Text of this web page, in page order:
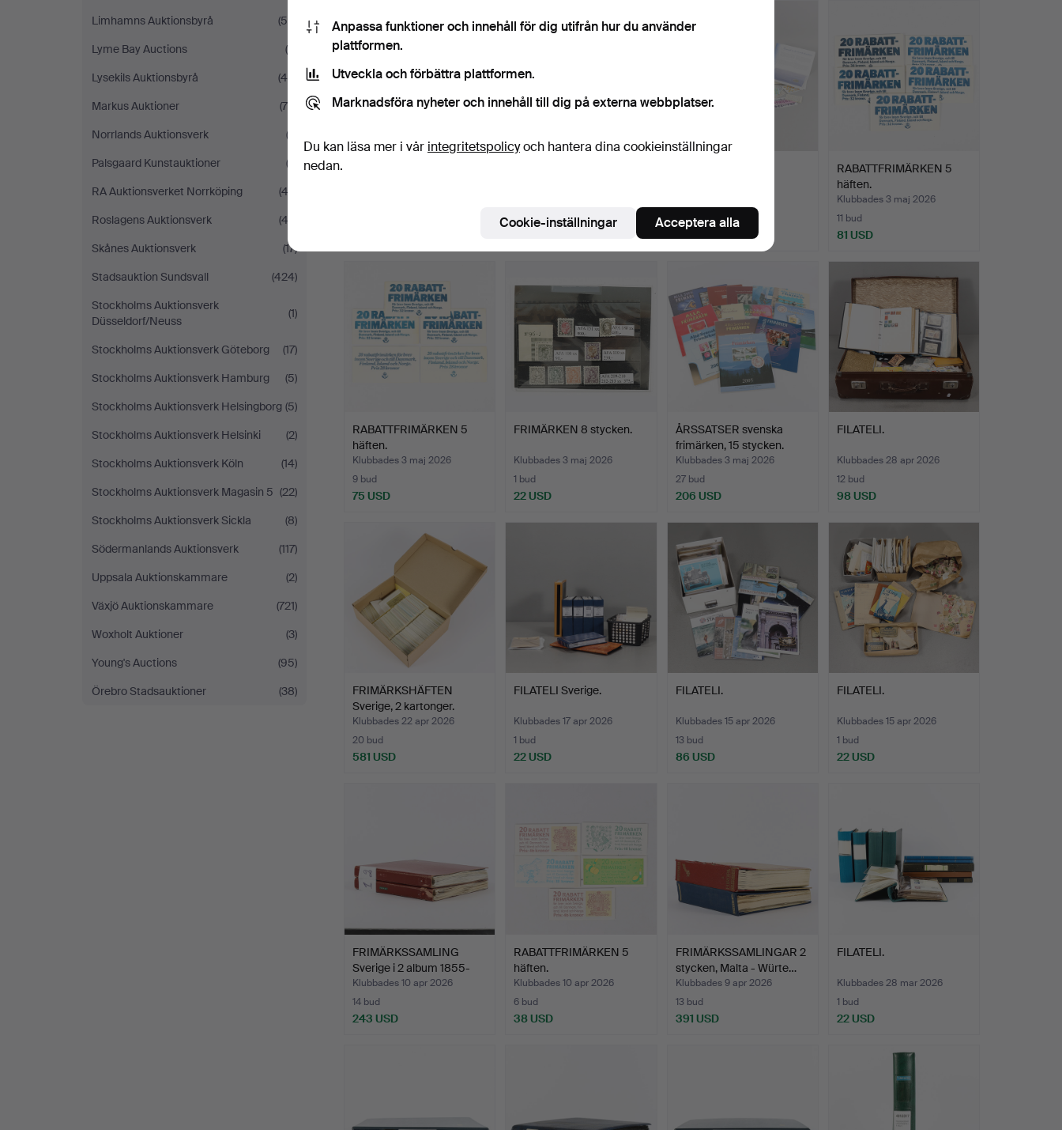
Limhamns Auktionsbyrå
(59)
Lyme Bay Auctions
(6)
Lysekils Auktionsbyrå
(45)
Markus Auktioner
(70)
Norrlands Auktionsverk
(3)
Palsgaard Kunstauktioner
(3)
RA Auktionsverket Norrköping
(43)
Roslagens Auktionsverk
(42)
Skånes Auktionsverk
(17)
Stadsauktion Sundsvall
(424)
Stockholms Auktionsverk
Düsseldorf/Neuss
(1)
Stockholms Auktionsverk Göteborg
(17)
Stockholms Auktionsverk Hamburg
(5)
Stockholms Auktionsverk Helsingborg (5)
Stockholms Auktionsverk Helsinki
(2)
Stockholms Auktionsverk Köln
(14)
Stockholms Auktionsverk Magasin 5 (22)
Stockholms Auktionsverk Sickla
(8)
Södermanlands Auktionsverk
(117)
Uppsala Auktionskammare
(2)
Växjö Auktionskammare
(721)
Woxholt Auktioner
(3)
Young's Auctions
(95)
Örebro Stadsauktioner
(38)
1 bud
2 bud
RABATTFRIMÄRKEN 5
häften.
Klubbades 3 maj 2026
11 bud
81 USD
RABATTFRIMÄRKEN 5
häften.
Klubbades 3 maj 2026
9 bud
75 USD
FRIMÄRKEN 8 stycken.
Klubbades 3 maj 2026
1 bud
22 USD
ÅRSSATSER svenska
frimärken, 15 stycken.
Klubbades 3 maj 2026
27 bud
206 USD
FILATELI.
Klubbades 28 apr 2026
12 bud
98 USD
FRIMÄRKSHÄFTEN
Sverige, 2 kartonger.
Klubbades 22 apr 2026
20 bud
581 USD
FILATELI Sverige.
Klubbades 17 apr 2026
1 bud
22 USD
FILATELI.
Klubbades 15 apr 2026
13 bud
86 USD
FILATELI.
Klubbades 15 apr 2026
1 bud
22 USD
FRIMÄRKSSAMLING
Sverige i 2 album 1855-
198…
Klubbades 10 apr 2026
14 bud
243 USD
RABATTFRIMÄRKEN 5
häften.
Klubbades 10 apr 2026
6 bud
38 USD
FRIMÄRKSSAMLINGAR 2
stycken, Malta - Würte…
Klubbades 9 apr 2026
13 bud
391 USD
FILATELI.
Klubbades 28 mar 2026
1 bud
22 USD
Anpassa funktioner och innehåll för dig utifrån hur du använder
plattformen.
Utveckla och förbättra plattformen.
Marknadsföra nyheter och innehåll till dig på externa webbplatser.
Du kan läsa mer i vår integritetspolicyoch hantera dina cookieinställningar
nedan.
Cookie-inställningar Acceptera alla